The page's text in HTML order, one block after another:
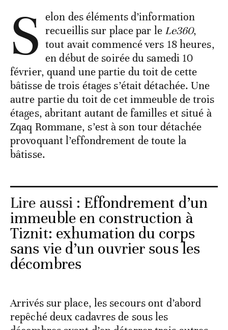
S elon des éléments d’information
recueillis sur place par le Le360,
tout avait commencé vers 18 heures,
en début de soirée du samedi 10
février, quand une partie du toit de cette
bâtisse de trois étages s’était détachée. Une
autre partie du toit de cet immeuble de trois
étages, abritant autant de familles et situé à
Zqaq Rommane, s’est à son tour détachée
provoquant l’effondrement de toute la
bâtisse.
Lire aussi : Effondrement d’un
immeuble en construction à
Tiznit: exhumation du corps
sans vie d’un ouvrier sous les
décombres
Arrivés sur place, les secours ont d’abord
repêché deux cadavres de sous les